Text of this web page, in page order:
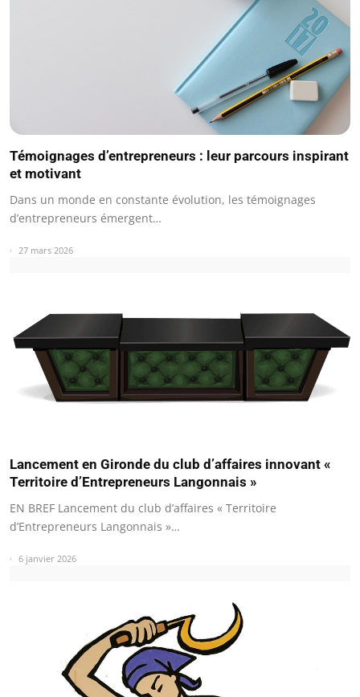
Témoignages d’entrepreneurs : leur parcours inspirant
et motivant
Dans un monde en constante évolution, les témoignages
d’entrepreneurs émergent…
27 mars 2026
Lancement en Gironde du club d’affaires innovant «
Territoire d’Entrepreneurs Langonnais »
EN BREF Lancement du club d’affaires « Territoire
d’Entrepreneurs Langonnais »…
6 janvier 2026